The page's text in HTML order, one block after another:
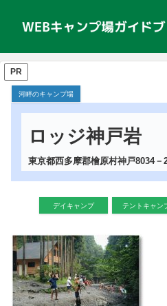
PR
河畔のキャンプ場
ロッジ神戸岩
東京都西多摩郡檜原村神戸8034－
デイキャンプ テントキャン